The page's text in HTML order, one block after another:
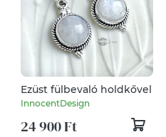
Ezüst fülbevaló holdkővel
InnocentDesign
24 900 Ft